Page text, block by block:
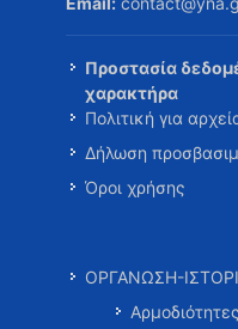
Προστασία
χαρακτήρα
Πολιτική για
Δήλωση
Όροι χρήσης
ΟΡΓΑΝΩΣΗ-
Αρμοδιότητες